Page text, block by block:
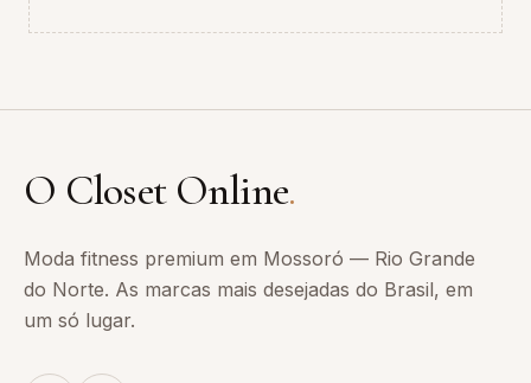
O Closet Online.
Moda fitness premium em Mossoró — Rio Grande
do Norte. As marcas mais desejadas do Brasil, em
um só lugar.